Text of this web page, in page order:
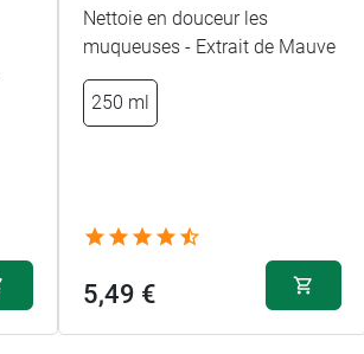
Nettoie en douceur les
muqueuses - Extrait de Mauve
250 ml
5,49 €